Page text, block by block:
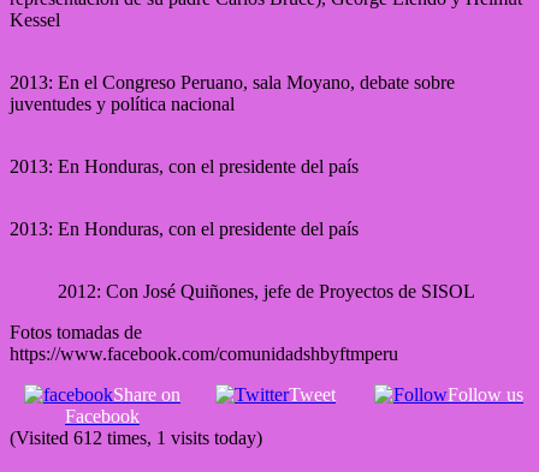
Kessel
2013: En el Congreso Peruano, sala Moyano, debate sobre
juventudes y política nacional
2013: En Honduras, con el presidente del país
2013: En Honduras, con el presidente del país
2012: Con José Quiñones, jefe de Proyectos de SISOL
Fotos tomadas de
https://www.facebook.com/comunidadshbyftmperu
Share on
Facebook
Tweet Follow us
(Visited 612 times, 1 visits today)